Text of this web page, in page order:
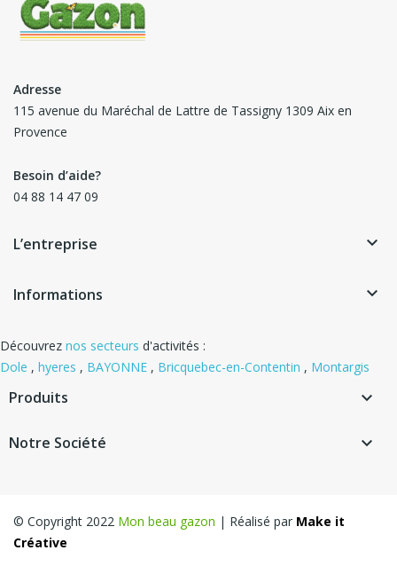
Adresse
115 avenue du Maréchal de Lattre de Tassigny 1309 Aix en
Provence
Besoin d’aide?
04 88 14 47 09
L’entreprise keyboard_arrow_down
Informations keyboard_arrow_down
Découvrez nos secteurs d'activités :
Dole , hyeres , BAYONNE , Bricquebec-en-Contentin , Montargis
Produits 
Notre Société 
© Copyright 2022 Mon beau gazon | Réalisé par Make it
Créative